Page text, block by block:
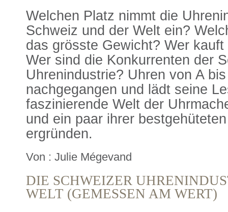
Welchen Platz nimmt die
Schweiz und der Welt ein?
das grösste Gewicht? Wer
Wer sind die Konkurrenten der
Uhrenindustrie? Uhren von A
nachgegangen und lädt seine
faszinierende Welt der
und ein paar ihrer
ergründen.
Von : Julie Mégevand
DIE SCHWEIZER
WELT (GEMESSEN AM WERT)